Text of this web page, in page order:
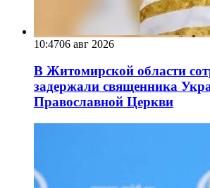
10:4706 авг 2026
В Житомирской области
задержали священника
Православной Церкви